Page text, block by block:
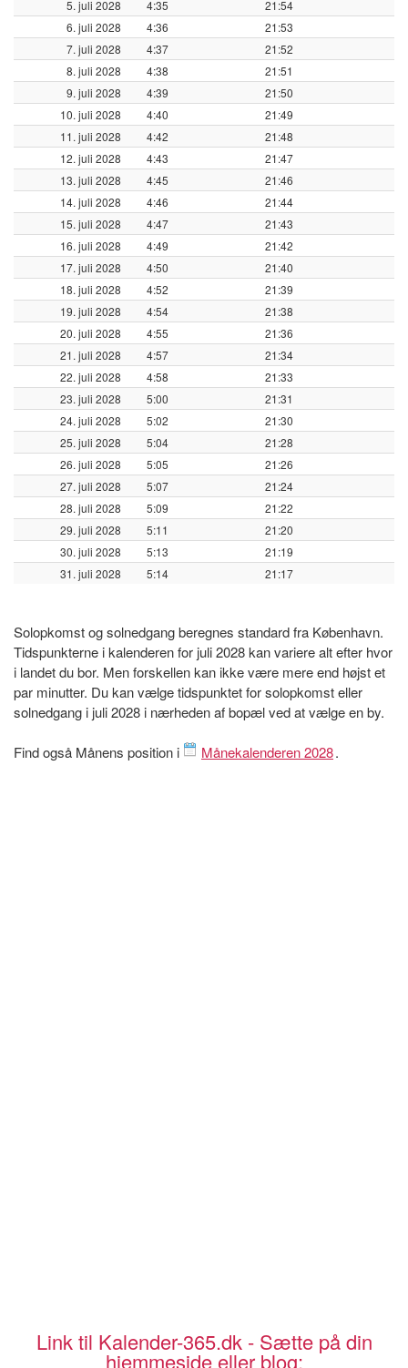
5. juli 2028 4:35
21:54
6. juli 2028
4:36
21:53
7. juli 2028
4:37
21:52
8. juli 2028
4:38
21:51
9. juli 2028
4:39
21:50
10. juli 2028
4:40
21:49
11. juli 2028
4:42
21:48
12. juli 2028
4:43
21:47
13. juli 2028
4:45
21:46
14. juli 2028
4:46
21:44
15. juli 2028
4:47
21:43
16. juli 2028
4:49
21:42
17. juli 2028
4:50
21:40
18. juli 2028
4:52
21:39
19. juli 2028
4:54
21:38
20. juli 2028
4:55
21:36
21. juli 2028
4:57
21:34
22. juli 2028
4:58
21:33
23. juli 2028
5:00
21:31
24. juli 2028
5:02
21:30
25. juli 2028
5:04
21:28
26. juli 2028
5:05
21:26
27. juli 2028
5:07
21:24
28. juli 2028
5:09
21:22
29. juli 2028
5:11
21:20
30. juli 2028
5:13
21:19
31. juli 2028
5:14 21:17
Solopkomst og solnedgang beregnes standard fra København.
Tidspunkterne i kalenderen for juli 2028 kan variere alt efter hvor
i landet du bor. Men forskellen kan ikke være mere end højst et
par minutter. Du kan vælge tidspunktet for solopkomst eller
solnedgang i juli 2028 i nærheden af bopæl ved at vælge en by.
Find også Månens position i Månekalenderen 2028.
Link til Kalender-365.dk - Sætte på din
hjemmeside eller blog: